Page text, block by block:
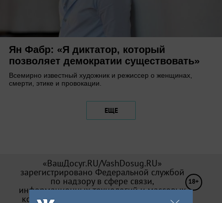
Ян Фабр: «Я диктатор, который
позволяет демократии существовать»
Всемирно известный художник и режиссер о женщинах,
смерти, этике и провокации.
ЕЩЕ
«ВашДосуг.RU/VashDosug.RU»
зарегистрировано Федеральной службой
по надзору в сфере связи,
информационных технологий и массовых
коммуникаций (Роскомнадзор). Св-во Эл
18+